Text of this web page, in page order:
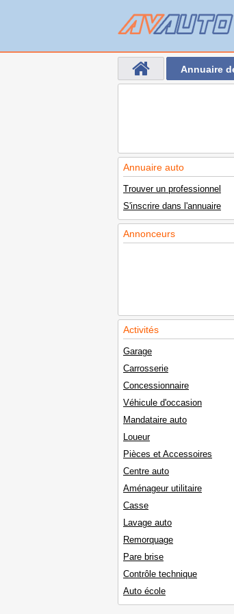
Annuaire
Annuaire auto
Trouver un professionnel
S'inscrire dans l'annuaire
Annonceurs
Activités
Garage
Carrosserie
Concessionnaire
Véhicule d'occasion
Mandataire auto
Loueur
Pièces et Accessoires
Centre auto
Aménageur utilitaire
Casse
Lavage auto
Remorquage
Pare brise
Contrôle technique
Auto école